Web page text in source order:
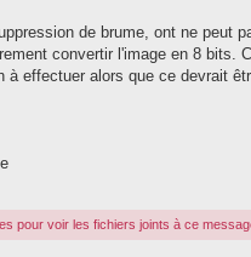
de brume, ont ne peut
convertir l'image en 8 bits.
à effectuer alors que ce devrait
pour voir les fichiers joints à ce